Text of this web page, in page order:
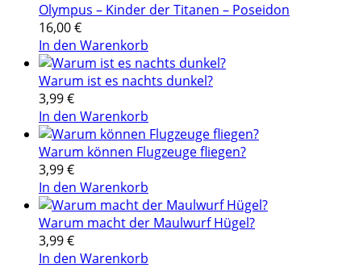
Olympus – Kinder der Titanen – Poseidon
16,00€
In den Warenkorb
Warum ist es nachts dunkel?
3,99€
In den Warenkorb
Warum können Flugzeuge fliegen?
3,99€
In den Warenkorb
Warum macht der Maulwurf Hügel?
3,99€
In den Warenkorb